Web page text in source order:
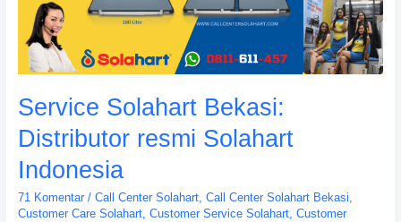
Service Solahart Bekasi:
Distributor resmi Solahart
Indonesia
71 Komentar / Call Center Solahart, Call Center Solahart Bekasi,
Customer Care Solahart, Customer Service Solahart, Customer
Indonesia